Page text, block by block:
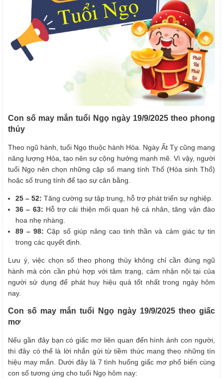
Con số may mắn tuổi Ngọ ngày 19/9/2025 theo phong
thủy
Theo ngũ hành, tuổi Ngọ thuộc hành Hỏa. Ngày Ất Tỵ cũng mang
năng lượng Hỏa, tạo nên sự cộng hưởng mạnh mẽ. Vì vậy, người
tuổi Ngọ nên chọn những cặp số mang tính Thổ (Hỏa sinh Thổ)
hoặc số trung tính để tạo sự cân bằng.
25 – 52: Tăng cường sự tập trung, hỗ trợ phát triển sự nghiệp.
36 – 63: Hỗ trợ cải thiện mối quan hệ cá nhân, tăng vận đào
hoa nhẹ nhàng.
89 – 98: Cặp số giúp nâng cao tinh thần và cảm giác tự tin
trong các quyết định.
Lưu ý, việc chọn số theo phong thủy không chỉ cần đúng ngũ
hành mà còn cần phù hợp với tâm trạng, cảm nhận nội tại của
người sử dụng để phát huy hiệu quả tốt nhất trong ngày hôm
nay.
Con số may mắn tuổi Ngọ ngày 19/9/2025 theo giấc
mơ
Nếu gần đây bạn có giấc mơ liên quan đến hình ảnh con người,
thì đây có thể là lời nhắn gửi từ tiềm thức mang theo những tín
hiệu may mắn. Dưới đây là 7 tình huống giấc mơ phổ biến cùng
con số tương ứng cho tuổi Ngọ hôm nay: